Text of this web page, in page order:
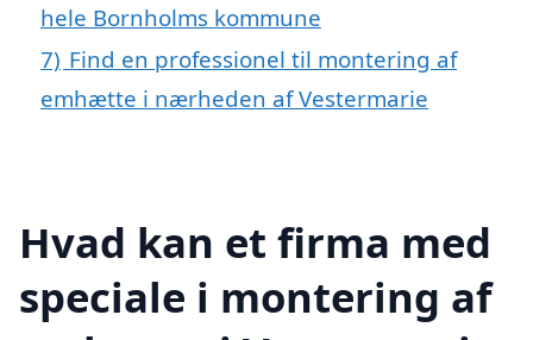
hele Bornholms kommune
7) Find en professionel til montering af
emhætte i nærheden af Vestermarie
Hvad kan et firma med
speciale i montering af